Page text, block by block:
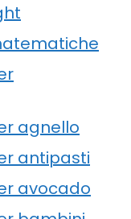
agnello
antipasti
avocado